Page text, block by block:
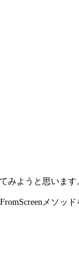
みようと思います
メソッド